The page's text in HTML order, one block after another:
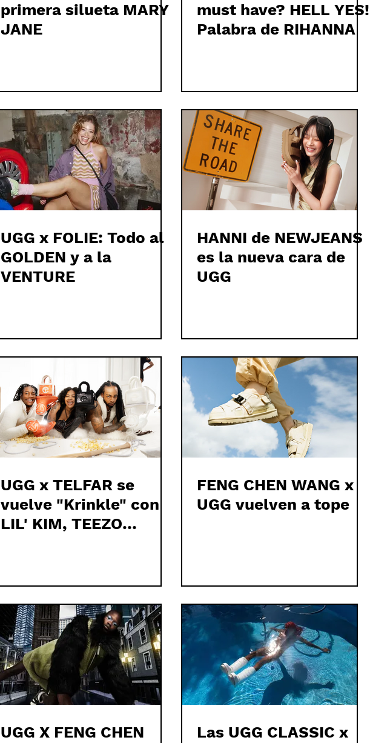
primera silueta MARY
JANE
must have? HELL YES!
Palabra de RIHANNA
UGG x FOLIE: Todo al
GOLDEN y a la
VENTURE
HANNI de NEWJEANS
es la nueva cara de
UGG
UGG x TELFAR se
vuelve "Krinkle" con
LIL' KIM, TEEZO
FENG CHEN WANG x
UGG vuelven a tope
UGG X FENG CHEN
Las UGG CLASSIC x